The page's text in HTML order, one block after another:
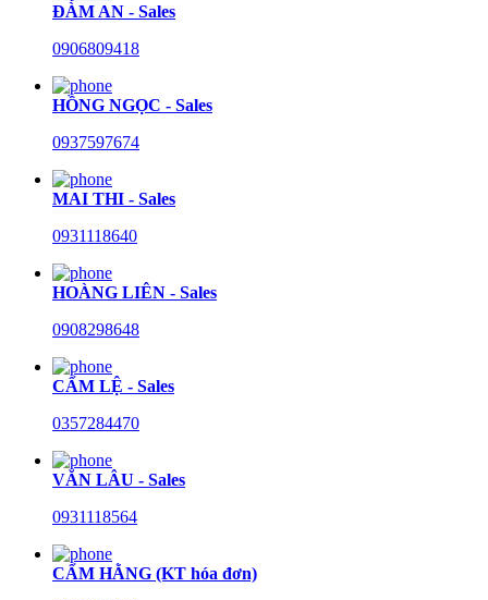
ĐÀM AN - Sales
0906809418
HỒNG NGỌC - Sales
0937597674
MAI THI - Sales
0931118640
HOÀNG LIÊN - Sales
0908298648
CẨM LỆ - Sales
0357284470
VĂN LÂU - Sales
0931118564
CẨM HẰNG (KT hóa đơn)